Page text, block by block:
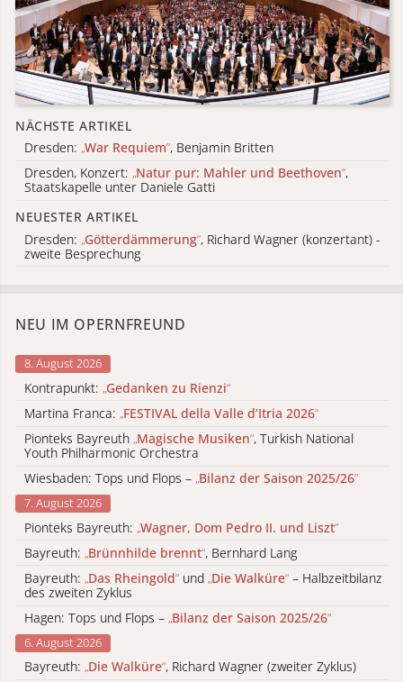
NÄCHSTE ARTIKEL
Dresden: „War Requiem“, Benjamin Britten
Dresden, Konzert: „Natur pur: Mahler und Beethoven“,
Staatskapelle unter Daniele Gatti
NEUESTER ARTIKEL
Dresden: „Götterdämmerung“, Richard Wagner (konzertant) -
zweite Besprechung
NEU IM OPERNFREUND
8. August 2026
Kontrapunkt: „Gedanken zu Rienzi“
Martina Franca: „FESTIVAL della Valle d’Itria 2026“
Pionteks Bayreuth „Magische Musiken“, Turkish National
Youth Philharmonic Orchestra
Wiesbaden: Tops und Flops – „Bilanz der Saison 2025/26“
7. August 2026
Pionteks Bayreuth: „Wagner, Dom Pedro II. und Liszt“
Bayreuth: „Brünnhilde brennt“, Bernhard Lang
Bayreuth: „Das Rheingold“ und „Die Walküre“ – Halbzeitbilanz
des zweiten Zyklus
Hagen: Tops und Flops – „Bilanz der Saison 2025/26“
6. August 2026
Bayreuth: „Die Walküre“, Richard Wagner (zweiter Zyklus)